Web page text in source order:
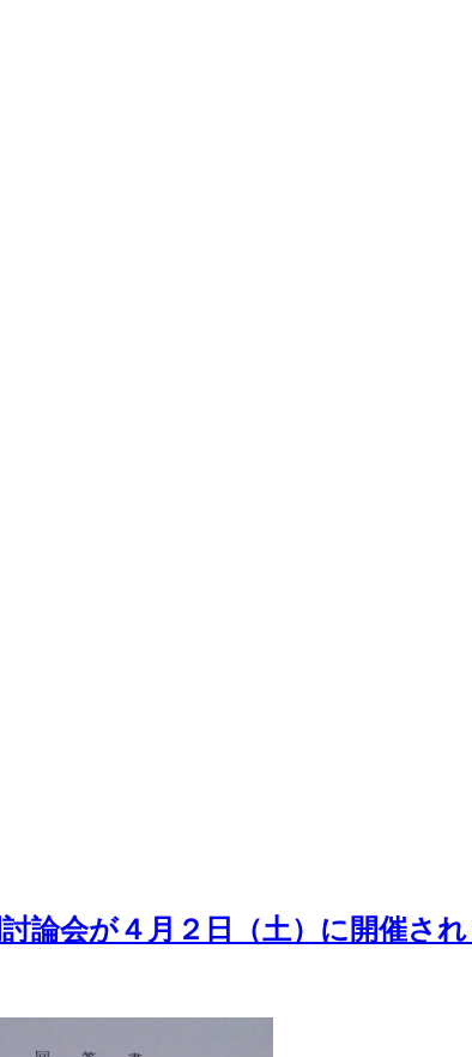
論会が４月２日（土）に開催され